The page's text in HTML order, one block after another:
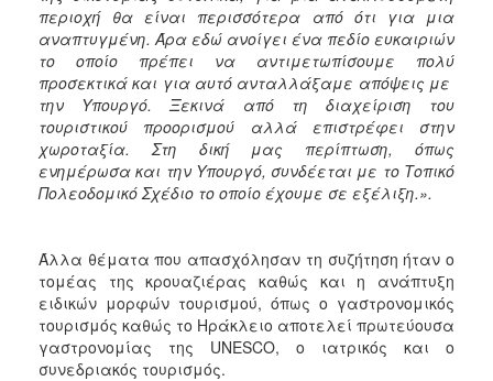
περιοχή θα είναι περισσότερα από ότι για μια
αναπτυγμένη. Άρα εδώ ανοίγει ένα πεδίο ευκαιριών
το οποίο πρέπει να αντιμετωπίσουμε πολύ
προσεκτικά και για αυτό ανταλλάξαμε απόψεις με
την Υπουργό. Ξεκινά από τη διαχείριση του
τουριστικού προορισμού αλλά επιστρέφει στην
χωροταξία. Στη δική μας περίπτωση, όπως
ενημέρωσα και την Υπουργό, συνδέεται με το Τοπικό
Πολεοδομικό Σχέδιο το οποίο έχουμε σε εξέλιξη.».
Άλλα θέματα που απασχόλησαν τη συζήτηση ήταν ο
τομέας της κρουαζιέρας καθώς και η ανάπτυξη
ειδικών μορφών τουρισμού, όπως ο γαστρονομικός
τουρισμός καθώς το Ηράκλειο αποτελεί πρωτεύουσα
γαστρονομίας της UNESCO, ο ιατρικός και ο
συνεδριακός τουρισμός.